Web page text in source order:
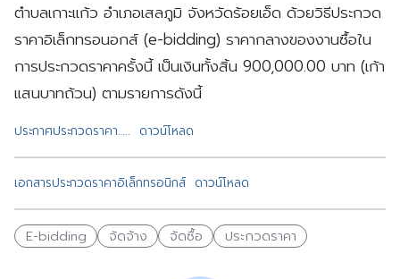
ตำบลเกาะแก้ว อำเภอเสลภูมิ จังหวัดร้อยเอ็ด ด้วยวิธีประกวด
ราคาอิเล็กทรอนอกส์ (e-bidding) ราคากลางของงานซื้อใน
การประกวดราคาครั้งนี้ เป็นเงินทั้งสิ้น 900,000.00 บาท (เก้า
แสนบาทถ้วน) ตามรายการดังนี้
ประกาศประกวดราคา….. ดาวน์โหลด
เอกสารประกวดราคาอิเล็กทรอนิกส์ ดาวน์โหลด
E-bidding จัดจ้าง จัดซื้อ ประกวดราคา